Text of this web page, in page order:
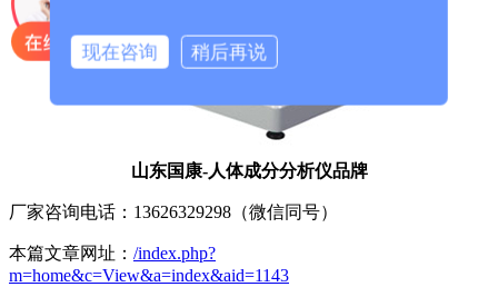
山东国康-人体成分分析仪品牌
厂家咨询电话：13626329298（微信同号）
本篇文章网址： /index.php?
m=home&c=View&a=index&aid=1143
现在咨询 稍后再说